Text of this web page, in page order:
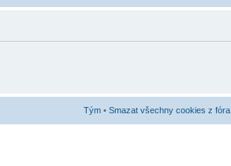
Tým • Smazat všechny cookies z fóra